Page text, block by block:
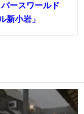
ースワールド
新小岩」